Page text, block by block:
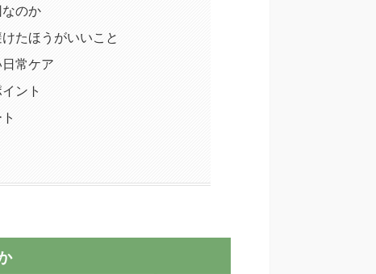
のか
たほうがいいこと
常ケア
ント